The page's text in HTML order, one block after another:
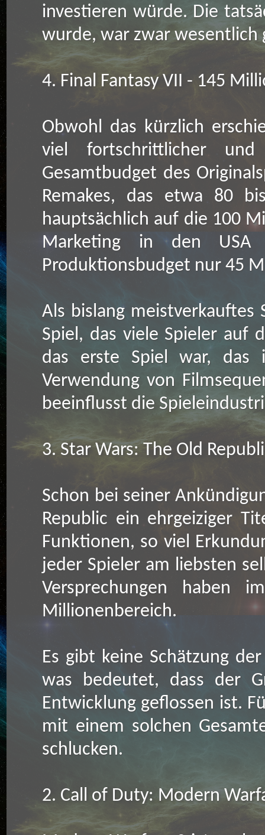
investieren würde. Die
wurde, war zwar wesentlich
4. Final Fantasy VII - 145
Obwohl das kürzlich
viel fortschrittlicher
Gesamtbudget des
Remakes, das etwa 80
hauptsächlich auf die 100
Marketing in den USA
Produktionsbudget nur 45
Als bislang meistverkauftes
Spiel, das viele Spieler auf
das erste Spiel war, das
Verwendung von
beeinflusst die
3. Star Wars: The Old
Schon bei seiner
Republic ein ehrgeiziger
Funktionen, so viel
jeder Spieler am liebsten
Versprechungen
Millionenbereich.
Es gibt keine Schätzung
was bedeutet, dass der
Entwicklung geflossen ist.
mit einem solchen
schlucken.
2. Call of Duty: Modern